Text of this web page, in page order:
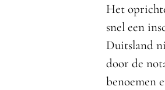
Het
snel een
Duitsland
door de
benoemen